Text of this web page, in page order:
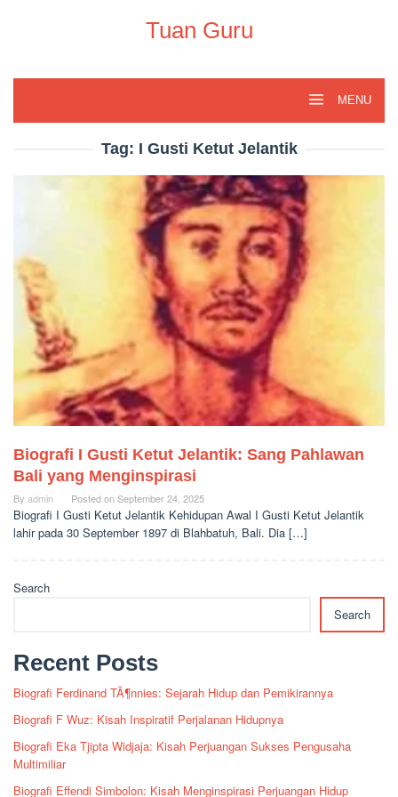
Tuan Guru
MENU
Tag: I Gusti Ketut Jelantik
Biografi I Gusti Ketut Jelantik: Sang Pahlawan
Bali yang Menginspirasi
By admin Posted onSeptember 24, 2025
Biografi I Gusti Ketut Jelantik Kehidupan Awal I Gusti Ketut Jelantik
lahir pada 30 September 1897 di Blahbatuh, Bali. Dia […]
Search
Search
Recent Posts
Biografi Ferdinand TÃ¶nnies: Sejarah Hidup dan Pemikirannya
Biografi F Wuz: Kisah Inspiratif Perjalanan Hidupnya
Biografi Eka Tjipta Widjaja: Kisah Perjuangan Sukses Pengusaha
Multimiliar
Biografi Effendi Simbolon: Kisah Menginspirasi Perjuangan Hidup